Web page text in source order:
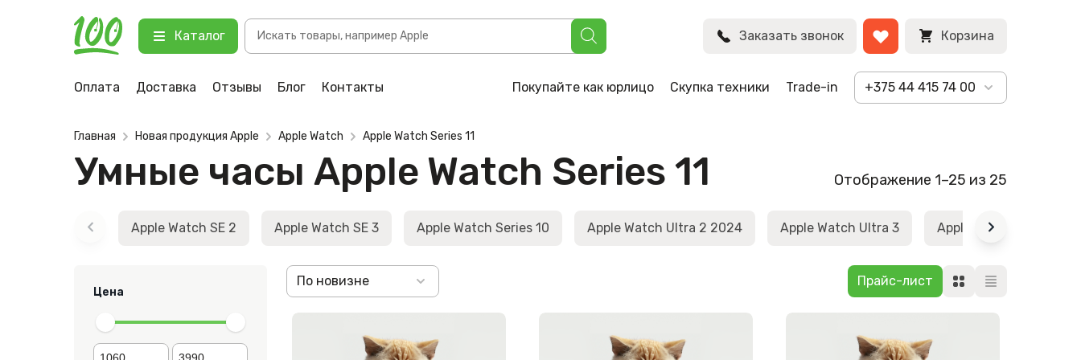
Каталог
Поиск
товаров
Заказать звонок Корзина
Оплата Доставка Отзывы Блог Контакты Покупайте как юрлицо Скупка техники Trade-in +375 44 415 74 00
Главная Новая продукция Apple Apple Watch Apple Watch Series 11
Умные часы Apple Watch Series 11 Отображение 1–25 из 25
Apple Watch SE 2 Apple Watch SE 3 Apple Watch Series 10 Apple Watch Ultra 2 2024 Apple Watch Ultra 3 Apple Watch Ultra 2
Цена
По новизне